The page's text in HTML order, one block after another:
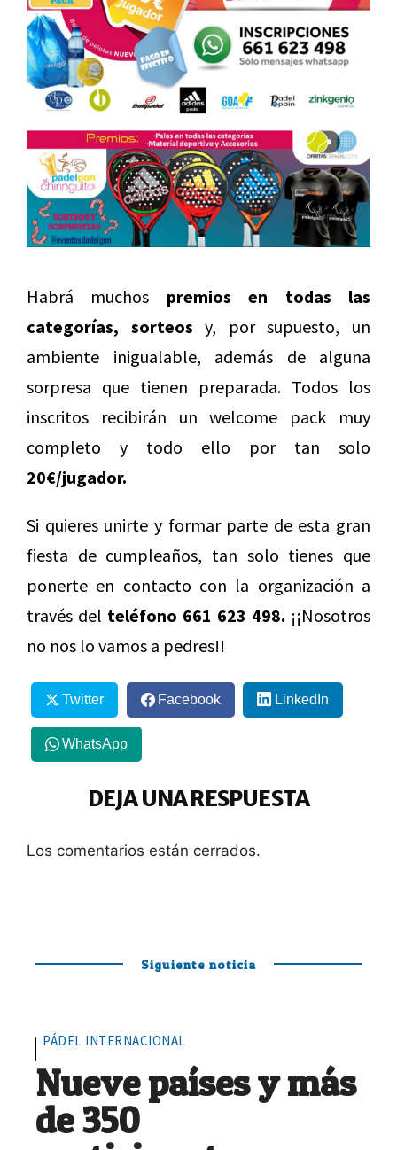
Habrá muchos premios en todas las
categorías, sorteos y, por supuesto, un
ambiente inigualable, además de alguna
sorpresa que tienen preparada. Todos los
inscritos recibirán un welcome pack muy
completo y todo ello por tan solo
20€/jugador.
Si quieres unirte y formar parte de esta gran
fiesta de cumpleaños, tan solo tienes que
ponerte en contacto con la organización a
través del teléfono 661 623 498. ¡¡Nosotros
no nos lo vamos a pedres!!
Twitter Facebook LinkedIn
WhatsApp
DEJA UNA RESPUESTA
Los comentarios están cerrados.
Siguiente noticia
PÁDEL INTERNACIONAL
Nueve países y más
de 350